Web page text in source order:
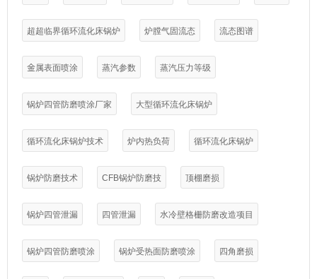
超超临界循环流化床锅炉 炉膛气固流态 流态图谱
金属表面喷涂 蒸汽参数 蒸汽压力等级
锅炉四管防磨喷涂厂家 大型循环流化床锅炉
循环流化床锅炉技术 炉内热负荷 循环流化床锅炉
锅炉防磨技术 CFB锅炉防磨技 顶棚磨损
锅炉四管泄漏 四管泄漏 水冷壁格栅防磨改造项目
锅炉四管防磨喷涂 锅炉受热面防磨喷涂 四角磨损